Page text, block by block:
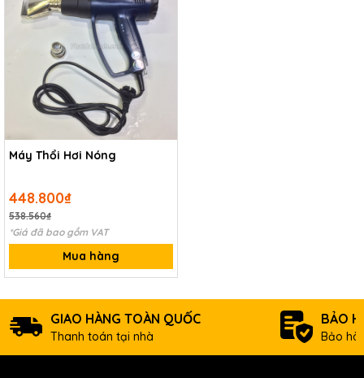
Máy Thổi Hơi Nóng
448.800₫
538.560₫
*Giá đã bao gồm VAT
Mua hàng
GIAO HÀNG TOÀN QUỐC
Thanh toán tại nhà
BẢO
Bảo